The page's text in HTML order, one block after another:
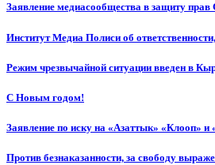
Заявление медиасообщества в защиту
Институт Медиа Полиси об
Режим чрезвычайной ситуации введен в
С Новым годом!
Заявление по иску на «Азаттык» «Клооп» и
Против безнаказанности, за свободу